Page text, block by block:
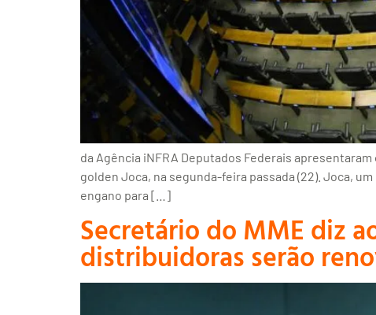
da Agência iNFRA Deputados Federais
golden Joca, na segunda-feira passada (22). Joca,
engano para […]
Secretário do MME diz
distribuidoras serão